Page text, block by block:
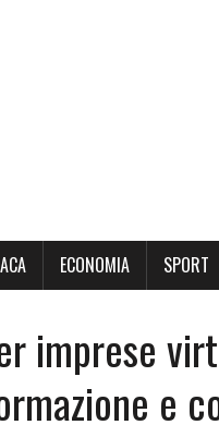
ECONOMIA SPORT
imprese
e